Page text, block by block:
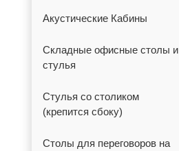
Акустические Кабины
Складные офисные столы и
стулья
Стулья со столиком
(крепится сбоку)
Столы для переговоров на